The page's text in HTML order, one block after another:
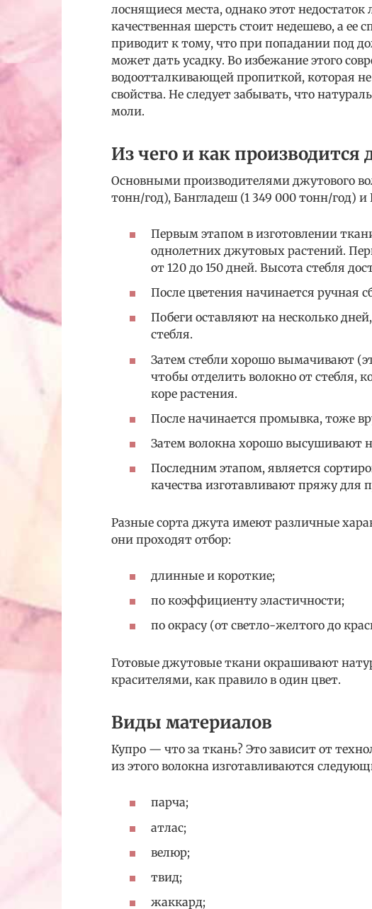
лоснящиеся места, однако этот недостаток
качественная шерсть стоит недешево, а ее
приводит к тому, что при попадании под
может дать усадку. Во избежание этого
водоотталкивающей пропиткой, которая не
свойства. Не следует забывать, что
моли.
Из чего и как производится
Основными производителями джутового
тонн/год), Бангладеш (1 349 000 тонн/год)
Первым этапом в изготовлении
однолетних джутовых растений.
от 120 до 150 дней. Высота стебля
После цветения начинается ручная
Побеги оставляют на несколько
стебля.
Затем стебли хорошо вымачивают
чтобы отделить волокно от стебля,
коре растения.
После начинается промывка, тоже
Затем волокна хорошо высушивают
Последним этапом, является
качества изготавливают пряжу для
Разные сорта джута имеют различные
они проходят отбор:
длинные и короткие;
по коэффициенту эластичности;
по окрасу (от светло-желтого до
Готовые джутовые ткани окрашивают
красителями, как правило в один цвет.
Виды материалов
Купро — что за ткань? Это зависит от
из этого волокна изготавливаются
парча;
атлас;
велюр;
твид;
жаккард;